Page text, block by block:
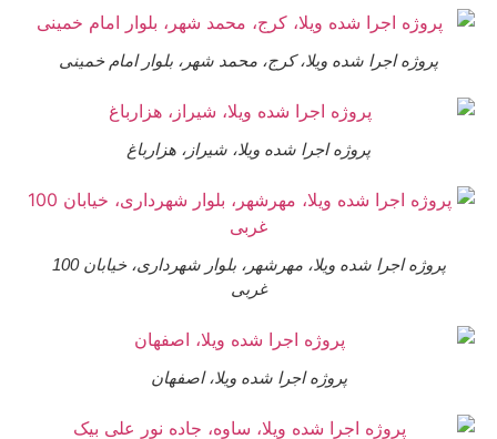
پروژه اجرا شده ویلا، کرج، محمد شهر، بلوار امام خمینی
پروژه اجرا شده ویلا، شیراز، هزارباغ
پروژه اجرا شده ویلا، مهرشهر، بلوار شهرداری، خیابان 100
پروژه اجرا شده ویلا، اصفهان